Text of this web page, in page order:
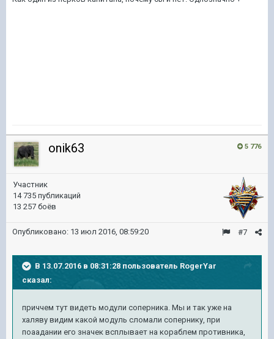
5 776
onik63
Участник
14 735 публикаций
13 257 боёв
#7
Опубликовано: 13 июл 2016, 08:59:20
В 13.07.2016 в 08:31:28 пользователь RogerYar
сказал:
приччем тут видеть модули соперника. Мы и так уже на
халяву видим какой модуль сломали сопернику, при
поаадании его значек всплывает на кораблем противника,